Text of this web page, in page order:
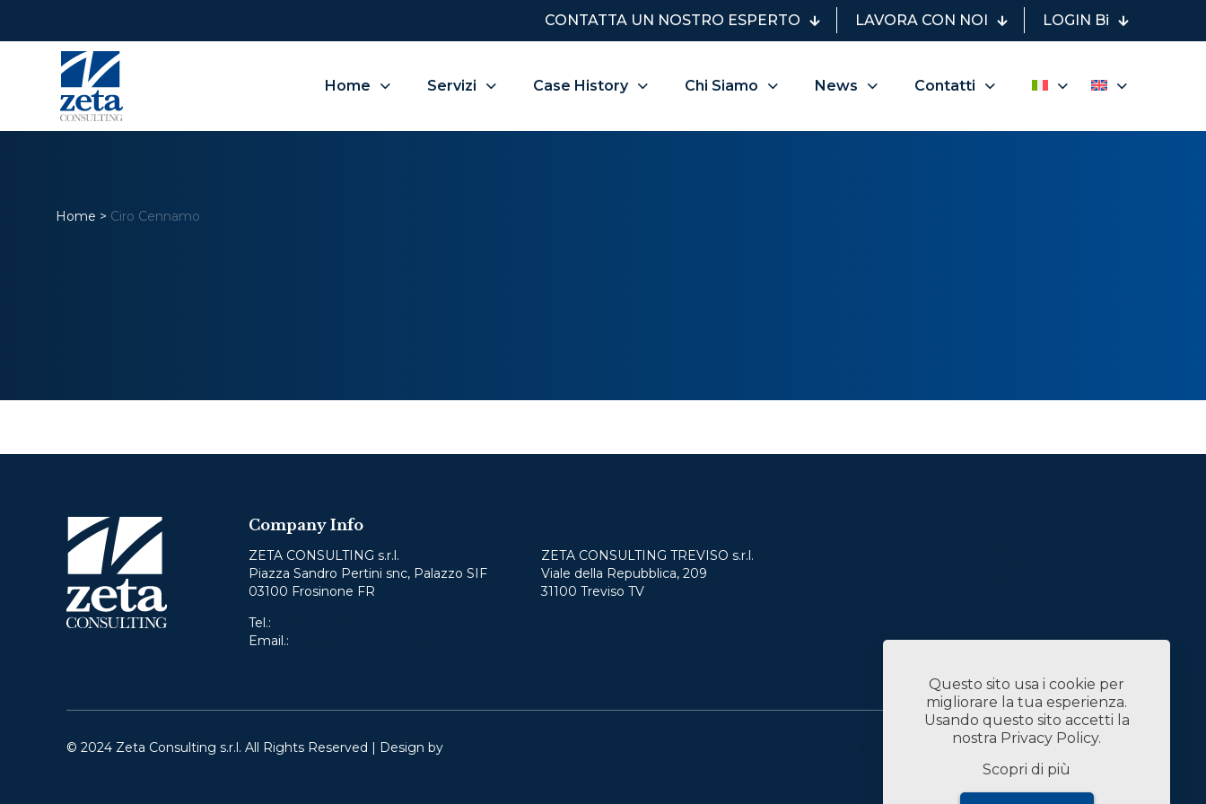
CONTATTA UN NOSTRO ESPERTO LAVORA CON NOI LOGIN Bi
Home Servizi Case History Chi Siamo News Contatti
Home > Ciro Cennamo
Company Info
ZETA CONSULTING s.r.l.
Piazza Sandro Pertini snc, Palazzo SIF
03100 Frosinone FR
Tel.:
Email.:
ZETA CONSULTING TREVISO s.r.l.
Viale della Repubblica, 209
31100 Treviso TV
© 2024 Zeta Consulting s.r.l. All Rights Reserved | Design by
DATI SOCIETARI
Questo sito usa i cookie per
migliorare la tua esperienza.
Usando questo sito accetti la
nostra Privacy Policy.
Scopri di più